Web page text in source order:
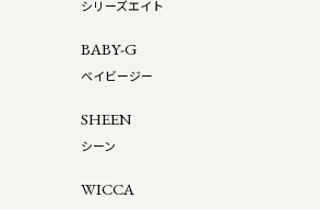
シリーズエイト
BABY-G
ベイビージー
SHEEN
シーン
WICCA